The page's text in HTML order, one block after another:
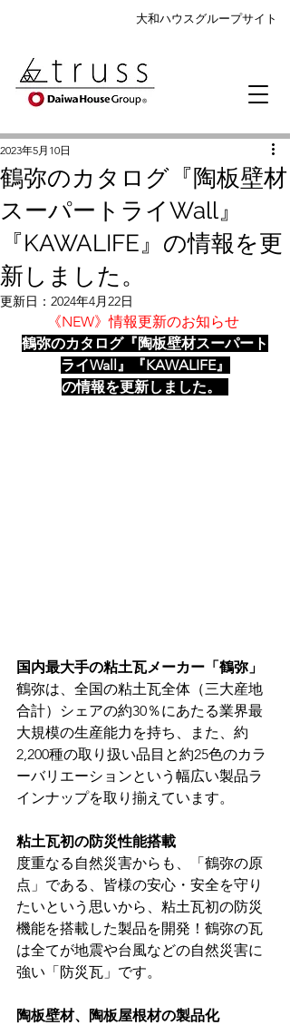
大和ハウスグループサイト
鶴弥のカタログ『陶板壁材
スーパートライWall』
『KAWALIFE』の情報を更
新しました。
2023年5月10日
更新日： 2024年4月22日
《NEW》情報更新のお知らせ
鶴弥のカタログ『陶板壁材スーパート
ライWall』『KAWALIFE』
の情報を更新しました。
国内最大手の粘土瓦メーカー「鶴弥」
鶴弥は、全国の粘土瓦全体（三大産地
合計）シェアの約30％にあたる業界最
大規模の生産能力を持ち、また、約
2,200種の取り扱い品目と約25色のカラ
ーバリエーションという幅広い製品ラ
インナップを取り揃えています。
粘土瓦初の防災性能搭載
度重なる自然災害からも、「鶴弥の原
点」である、皆様の安心・安全を守り
たいという思いから、粘土瓦初の防災
機能を搭載した製品を開発！鶴弥の瓦
は全てが地震や台風などの自然災害に
強い「防災瓦」です。
陶板壁材、陶板屋根材の製品化